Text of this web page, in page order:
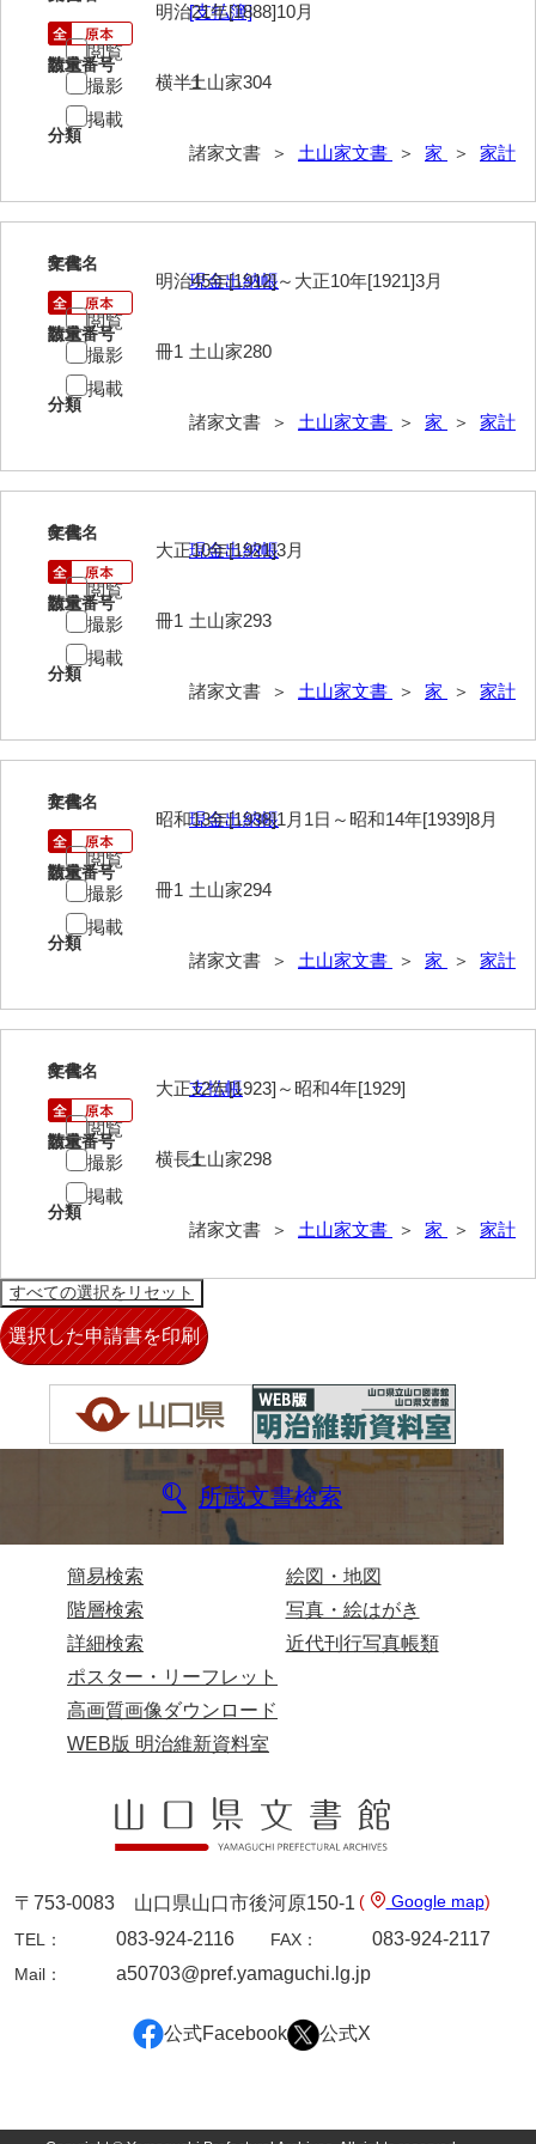
岩崎家文書（鹿野町）
上田家文書（横浜市）
上松氏収集文書
氏本家文書
内田家文書（防府市）
内海家文書
宇野家文書
浦家文書
江浪家文書
惠本家文書
恵良宏収集文書
大谷家文書
大中家文書
大中家文書（神奈川県）
大野毛利家文書
大村益次郎文書
岡家文書（福栄村）
岡家文書（周南市）
岡田家文書（徳地町）
岡田家文書（萩市）
岡田学収集史料
岡本家文書（島根県）
小川家文書
小川五郎収集史料
尾崎家文書（防府市）
小沢家文書（阿東町）
小沢太郎文書
小田家文書（山口市吉敷）
小田家文書（柳井市和田）
小野家文書
[支払簿]
請求番号
土山家304
分類
諸家文書 ＞ 土山家文書 ＞ 家 ＞ 家計
明治21年[1888]10月
数量
横半1
閲覧
撮影
掲載
5
文書名
現金出納帳
請求番号
土山家280
分類
諸家文書 ＞ 土山家文書 ＞ 家 ＞ 家計
年代
明治45年[1912]～大正10年[1921]3月
数量
冊1
閲覧
撮影
掲載
6
文書名
現金出納帳
請求番号
土山家293
分類
諸家文書 ＞ 土山家文書 ＞ 家 ＞ 家計
年代
大正10年[1921]3月
数量
冊1
閲覧
撮影
掲載
7
文書名
現金出納帳
請求番号
土山家294
分類
諸家文書 ＞ 土山家文書 ＞ 家 ＞ 家計
年代
昭和13年[1938]1月1日～昭和14年[1939]8月
数量
冊1
閲覧
撮影
掲載
8
文書名
支払帳
請求番号
土山家298
分類
諸家文書 ＞ 土山家文書 ＞ 家 ＞ 家計
年代
大正12年[1923]～昭和4年[1929]
数量
横長1
閲覧
撮影
掲載
所蔵文書検索
簡易検索
階層検索
詳細検索
絵図・地図
写真・絵はがき
近代刊行写真帳類
ポスター・リーフレット
高画質画像ダウンロード
WEB版 明治維新資料室
〒753-0083 山口県山口市後河原150-1 ( Google map)
TEL：
083-924-2116 FAX： 083-924-2117
Mail： a50703@pref.yamaguchi.lg.jp
公式Facebook 公式X